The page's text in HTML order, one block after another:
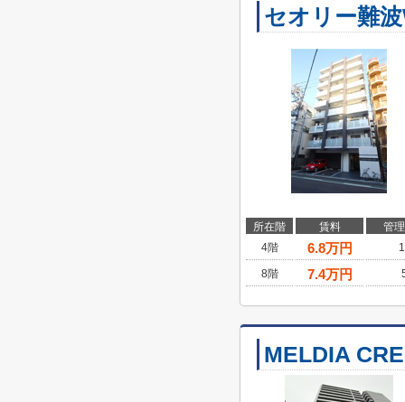
セオリー難
所在階 賃料
管
4階
6.8万円
8階 7.4万円
MELDIA